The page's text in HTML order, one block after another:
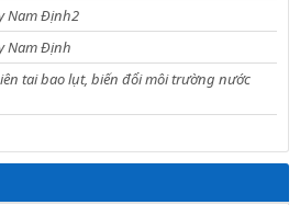
Nam Định2
Nam Định
tai bao lụt, biến đổi môi trường nước